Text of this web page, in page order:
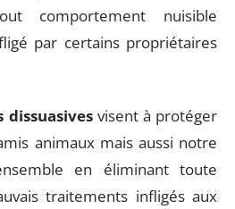
comportement nuisible
par certains propriétaires
dissuasivesvisent à protéger
animaux mais aussi notre
en éliminant toute
traitements infligés aux